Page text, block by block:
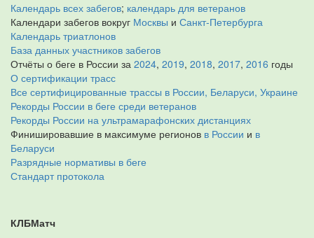
Календарь всех забегов; календарь для ветеранов
Календари забегов вокруг Москвы и Санкт-Петербурга
Календарь триатлонов
База данных участников забегов
Отчёты о беге в России за 2024, 2019, 2018, 2017, 2016 годы
О сертификации трасс
Все сертифицированные трассы в России, Беларуси, Украине
Рекорды России в беге среди ветеранов
Рекорды России на ультрамарафонских дистанциях
Финишировавшие в максимуме регионов в России и в
Беларуси
Разрядные нормативы в беге
Стандарт протокола
КЛБМатч